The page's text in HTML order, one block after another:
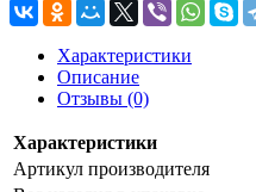
Характеристики
Описание
Отзывы (0)
Характеристики
Артикул производителя